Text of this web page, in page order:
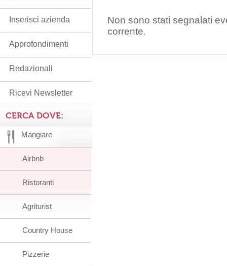
Non sono stati segnalati
corrente.
Inserisci azienda
Approfondimenti
Redazionali
Ricevi Newsletter
CERCA DOVE:
Mangiare
Airbnb
Ristoranti
Agriturist
Country House
Pizzerie